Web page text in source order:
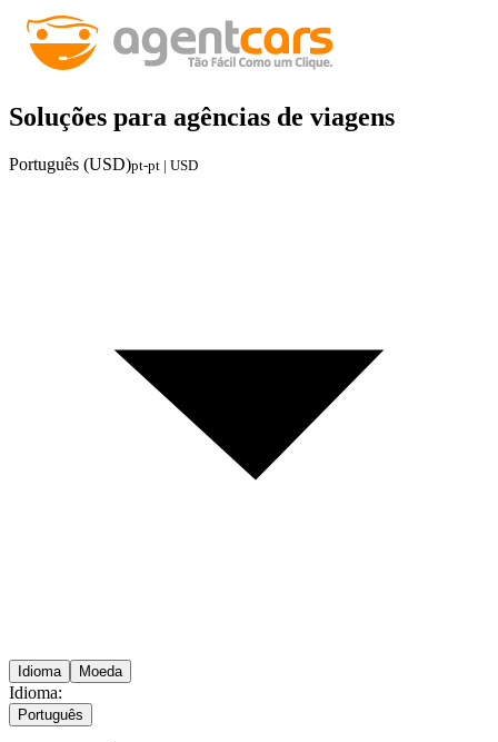
Soluções para agências de viagens
Português (USD)pt-pt | USD
Idioma Moeda
Idioma:
Português